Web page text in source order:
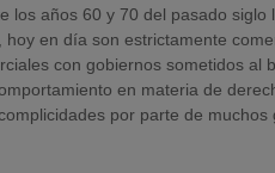
años 60 y 70 del pasado siglo
en día son estrictamente
con gobiernos sometidos al
en materia de
por parte de